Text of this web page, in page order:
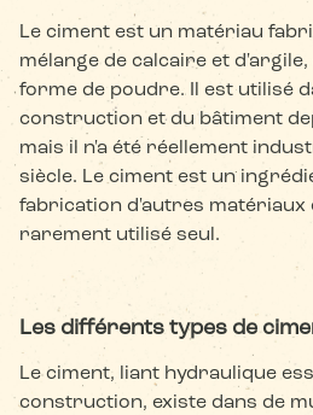
Le ciment est un matériau
mélange de calcaire et
forme de poudre. Il est utilisé
construction et du bâtiment
mais il n'a été réellement
siècle. Le ciment est un
fabrication d'autres matériaux
rarement utilisé seul.
Les différents types de
Le ciment, liant hydraulique
construction, existe dans de